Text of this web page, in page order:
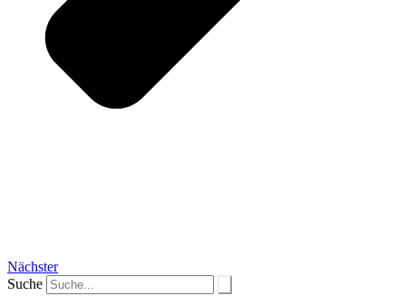
Nächster
Suche